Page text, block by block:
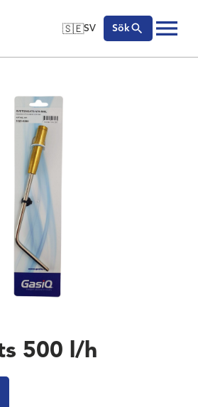
🇸🇪SV
🇬🇧English
🇸🇪Svenska
Sök
500 l/h